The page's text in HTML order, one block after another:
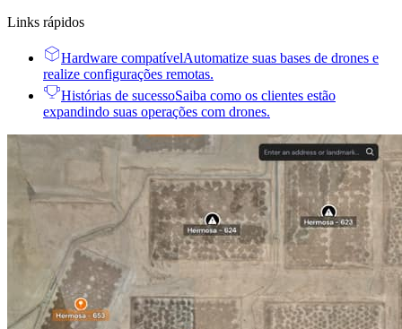
Links rápidos
Hardware compatívelAutomatize suas bases de drones e
realize configurações remotas.
Histórias de sucessoSaiba como os clientes estão
expandindo suas operações com drones.